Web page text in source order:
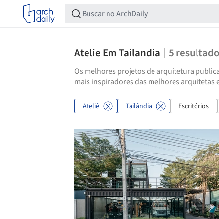
Atelie Em Tailandia 5
Os melhores projetos de arquitetura
mais inspiradores das melhores arquitetas
Ateliê Tailândia Escritórios